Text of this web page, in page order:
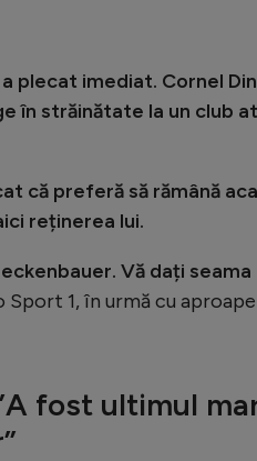
plecat imediat. Cornel
în străinătate la un club
că preferă să rămână
reținerea lui.
Vă dați seama
Sport 1, în urmă cu aproape
fost ultimul